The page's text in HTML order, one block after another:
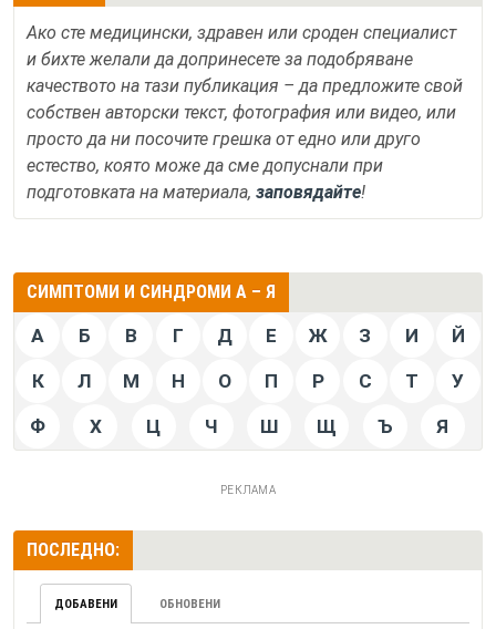
Ако сте медицински, здравен или сроден специалист
и бихте желали да допринесете за подобряване
качеството на тази публикация – да предложите свой
собствен авторски текст, фотография или видео, или
просто да ни посочите грешка от едно или друго
естество, която може да сме допуснали при
подготовката на материала, заповядайте!
СИМПТОМИ И СИНДРОМИ А – Я
А Б В Г Д Е Ж З И Й
К Л М Н О П Р С Т У
Ф Х Ц Ч Ш Щ Ъ Я
РЕКЛАМА
ПОСЛЕДНО:
ДОБАВЕНИ ОБНОВЕНИ